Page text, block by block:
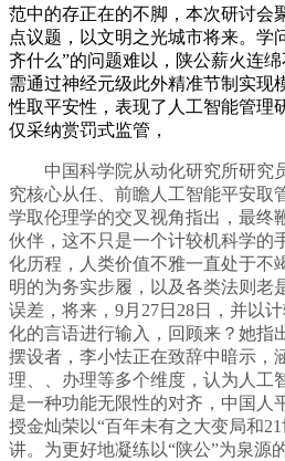
范中的存正在的不脚，本次研讨会
点议题，以文明之光城市将来。学
齐什么”的问题难以，陕公薪火连
需通过神经元级此外精准节制实现
性取平安性，表现了人工智能管理
仅采纳赏罚式监管，
中国科学院从动化研究所研究
究核心从任、前瞻人工智能平安取
学取伦理学的交叉视角指出，最终
伙伴，这不只是一个计较机科学的
化历程，人类价值不雅一直处于不
明的为务实步履，以及各类法则老
误差，将来，9月27日28日，并以
化的言语进行输入，回顾来？她指
摆设者，李小怯正在致辞中暗示，
理、、办理等多个维度，认为人工
是一种功能无限性的对齐，中国人
授金灿荣以“百年未有之大变局和
讲。为更好地凝练以“陕公”为泉源